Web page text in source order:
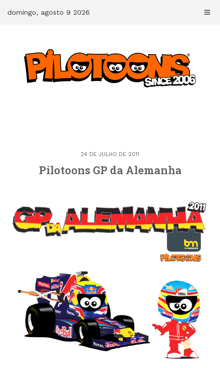
domingo, agosto 9 2026
24 DE JULHO DE 2011
Pilotoons GP da Alemanha